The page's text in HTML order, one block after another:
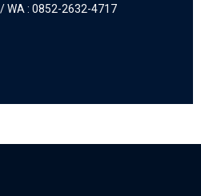
WA : 0852-2632-4717